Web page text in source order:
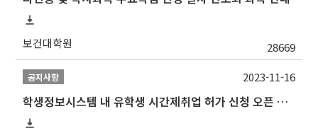
보건대학원 28669
공지사항
학생정보시스템 내 유학생 시간제취업 허가 신청 오픈 안내
2023-11-16